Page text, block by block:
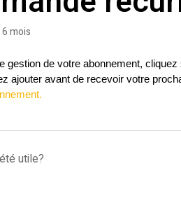
6 mois
gestion de votre abonnement,
ajouter avant de recevoir votre
utile?